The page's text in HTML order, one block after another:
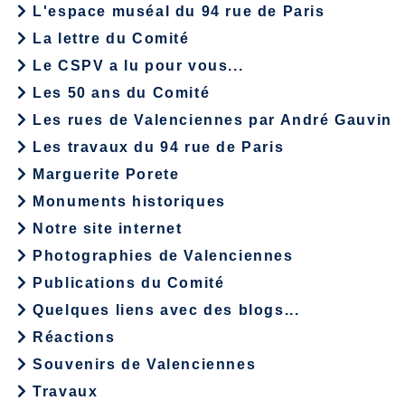
L'espace muséal du 94 rue de Paris
La lettre du Comité
Le CSPV a lu pour vous...
Les 50 ans du Comité
Les rues de Valenciennes par André Gauvin
Les travaux du 94 rue de Paris
Marguerite Porete
Monuments historiques
Notre site internet
Photographies de Valenciennes
Publications du Comité
Quelques liens avec des blogs...
Réactions
Souvenirs de Valenciennes
Travaux